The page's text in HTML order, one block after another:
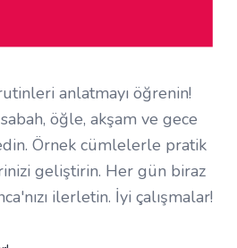
anlatmayı öğrenin!
öğle, akşam ve gece
Örnek cümlelerle pratik
geliştirin. Her gün biraz
ilerletin. İyi çalışmalar!